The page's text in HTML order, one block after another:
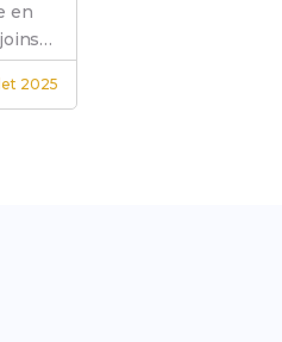
en
2025